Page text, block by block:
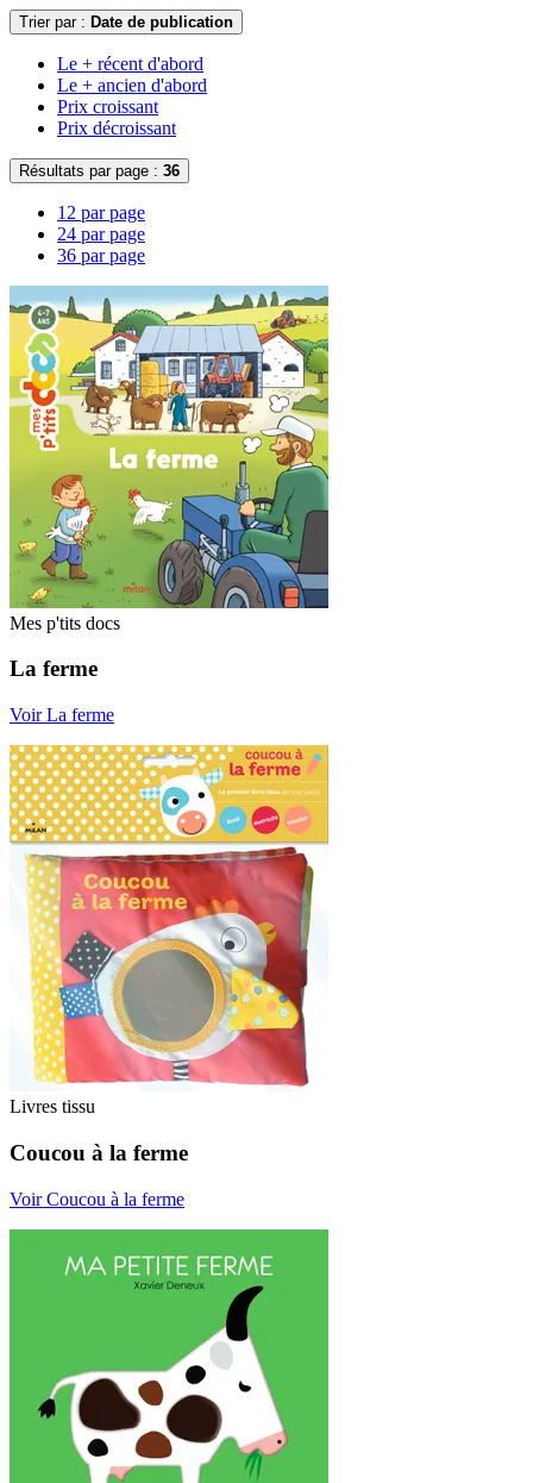
Trier par : Date de publication
Le + récent d'abord
Le + ancien d'abord
Prix croissant
Prix décroissant
Résultats par page : 36
12 par page
24 par page
36 par page
Mes p'tits docs
La ferme
Voir La ferme
Livres tissu
Coucou à la ferme
Voir Coucou à la ferme